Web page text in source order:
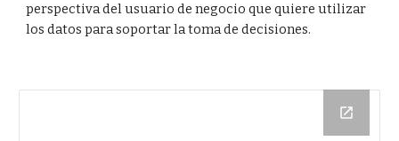
perspectiva del usuario de negocio que quiere utilizar
los datos para soportar la toma de decisiones.